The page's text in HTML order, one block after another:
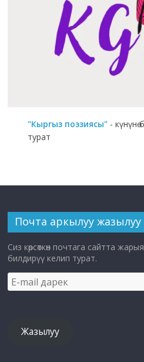
"Кыргыз поэзиясы" -
турат
Почта аркылуу жазылуу
Сиз көрсөткөн почтага сайтта
билдирүү келип турат.
E-
mail
Жазылуу